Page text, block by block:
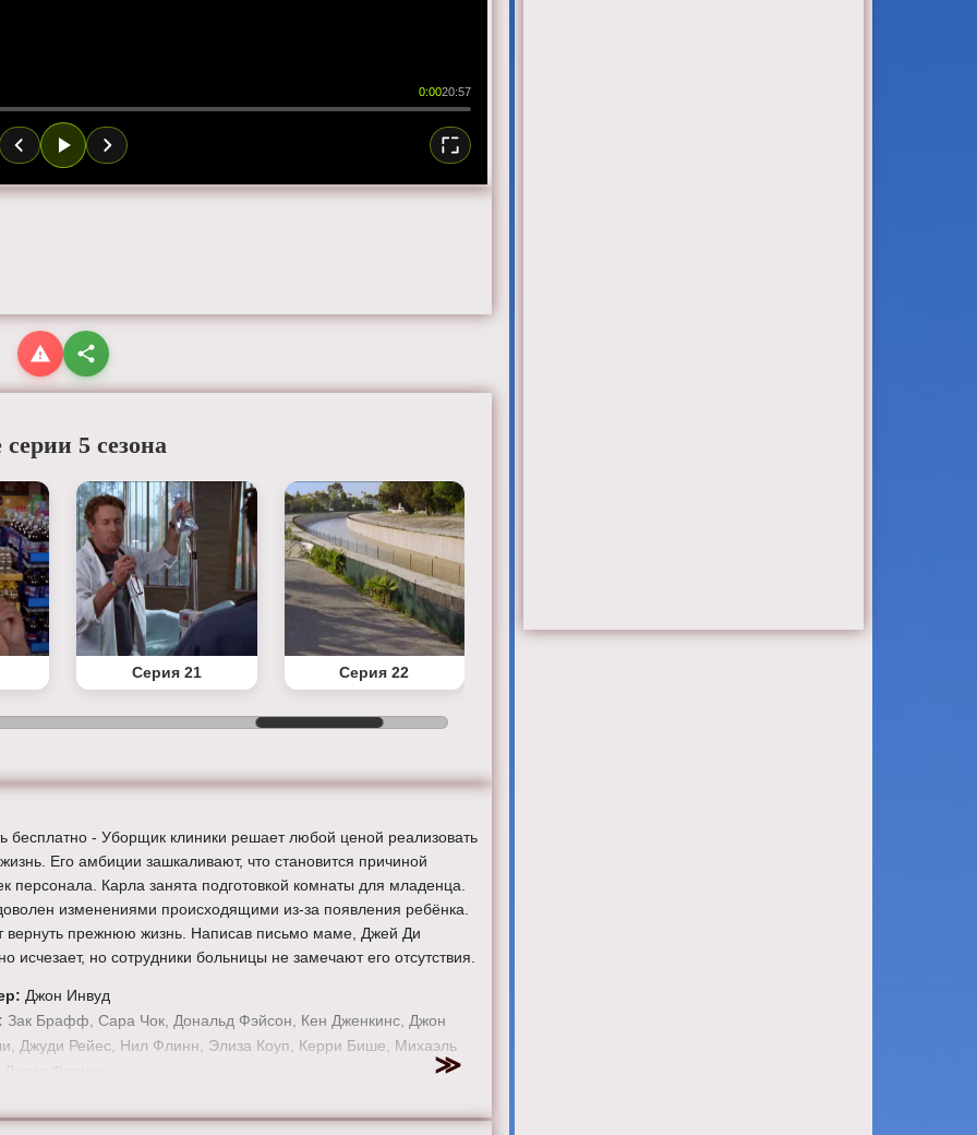
0:0020:57
серии 5 сезона
Серия 21 Серия 22
бесплатно - Уборщик клиники решает любой ценой реализовать
Его амбиции зашкаливают, что становится причиной
персонала. Карла занята подготовкой комнаты для младенца.
изменениями происходящими из-за появления ребёнка.
вернуть прежнюю жизнь. Написав письмо маме, Джей Ди
исчезает, но сотрудники больницы не замечают его отсутствия.
Джон Инвуд
Зак Брафф, Сара Чок, Дональд Фэйсон, Кен Дженкинс, Джон
Джуди Рейес, Нил Флинн, Элиза Коуп, Керри Бише, Михаэль